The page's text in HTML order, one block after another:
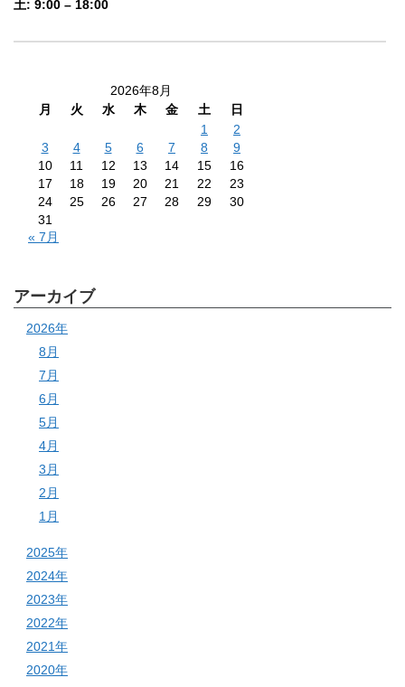
土: 9:00 – 18:00
2026年8月
月
火 水 木 金 土
日
1
2
3
4 5 6 7 8
9
10
11 12 13 14 15
16
17
18 19 20 21 22
23
24
25 26 27 28 29
30
31
« 7月
アーカイブ
2026年
8月
7月
6月
5月
4月
3月
2月
1月
2025年
2024年
2023年
2022年
2021年
2020年